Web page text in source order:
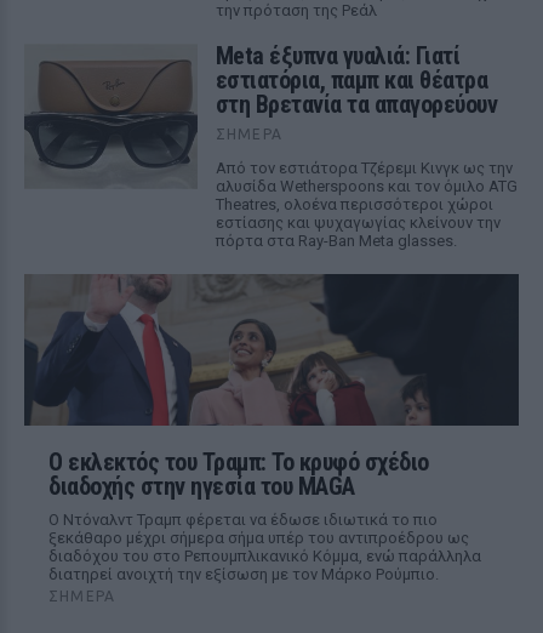
την πρόταση της Ρεάλ
Meta έξυπνα γυαλιά: Γιατί
εστιατόρια, παμπ και θέατρα
στη Βρετανία τα απαγορεύουν
ΣΉΜΕΡΑ
Από τον εστιάτορα Τζέρεμι Κινγκ ως την
αλυσίδα Wetherspoons και τον όμιλο ATG
Theatres, ολοένα περισσότεροι χώροι
εστίασης και ψυχαγωγίας κλείνουν την
πόρτα στα Ray-Ban Meta glasses.
Ο εκλεκτός του Τραμπ: Το κρυφό σχέδιο
διαδοχής στην ηγεσία του MAGA
Ο Ντόναλντ Τραμπ φέρεται να έδωσε ιδιωτικά το πιο
ξεκάθαρο μέχρι σήμερα σήμα υπέρ του αντιπροέδρου ως
διαδόχου του στο Ρεπουμπλικανικό Κόμμα, ενώ παράλληλα
διατηρεί ανοιχτή την εξίσωση με τον Μάρκο Ρούμπιο.
ΣΉΜΕΡΑ